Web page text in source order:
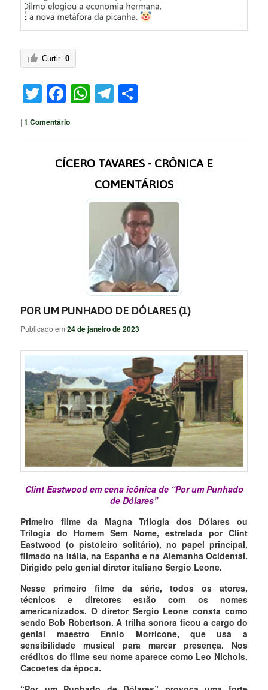
Curtir 0
Twitter
Facebook
WhatsApp
Telegram
|1 Comentário
CÍCERO TAVARES - CRÔNICA E
COMENTÁRIOS
POR UM PUNHADO DE DÓLARES (1)
Publicado em24 de janeiro de 2023
Clint Eastwood em cena icônica de “Por um Punhado
de Dólares”
Primeiro filme da Magna Trilogia dos Dólares ou
Trilogia do Homem Sem Nome, estrelada por Clint
Eastwood (o pistoleiro solitário), no papel principal,
filmado na Itália, na Espanha e na Alemanha Ocidental.
Dirigido pelo genial diretor italiano Sergio Leone.
Nesse primeiro filme da série, todos os atores,
técnicos e diretores estão com os nomes
americanizados. O diretor Sergio Leone consta como
sendo Bob Robertson. A trilha sonora ficou a cargo do
genial maestro Ennio Morricone, que usa a
sensibilidade musical para marcar presença. Nos
créditos do filme seu nome aparece como Leo Nichols.
Cacoetes da época.